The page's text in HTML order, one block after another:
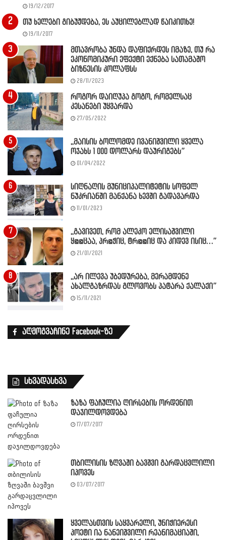
19/12/2017
თუ ხელები გიბუჟდება, ეს აუცილებლად წაიკითხე!
19/11/2017
მთავრობა უნდა დაფიქრდეს იმაზე, თუ რა
ეკონომიკური ეფექტი ექნება სათამაშო
ბიზნესის კოლაფსს
28/11/2023
როგორ დაიღუპა გოგო, რომელსაც
კესანები უყვარდა
27/05/2022
,,მაისის ბოლომდე ივანიშვილი ყველა
ოჯახს 1 000 დოლარს დაურიგებს”
01/04/2022
სიღნაღის მუნიციპალიტეტის სოფელ
ნუკრიანში მანქანა ხევში გადავარდა
11/01/2023
,,გავივეთ, რომ ალეკო ელისაშვილი
ყ@@ცაა, პრ@ჭიც, ტრ@@იც და კიდევ ისიც…”
21/01/2021
,,არ ილევა უბედურება, მერამდენე
ახალგაზრდას გლოვობს პატარა ქალაქი”
15/11/2021
აღმოგვაჩინე Facebook-ზე
სხვადასხვა
ზაზა ფაჩულია ღირსების ორდენით
დაჯილდოვდება
17/07/2017
თბილისის ზღვაში ბავშვი გარდაცვლილი
იპოვეს
03/07/2017
ყველასთვის საყვარელი, უნიჭიერესი
პოეტი ია ნანეიშვილი რეანიმაციაში,